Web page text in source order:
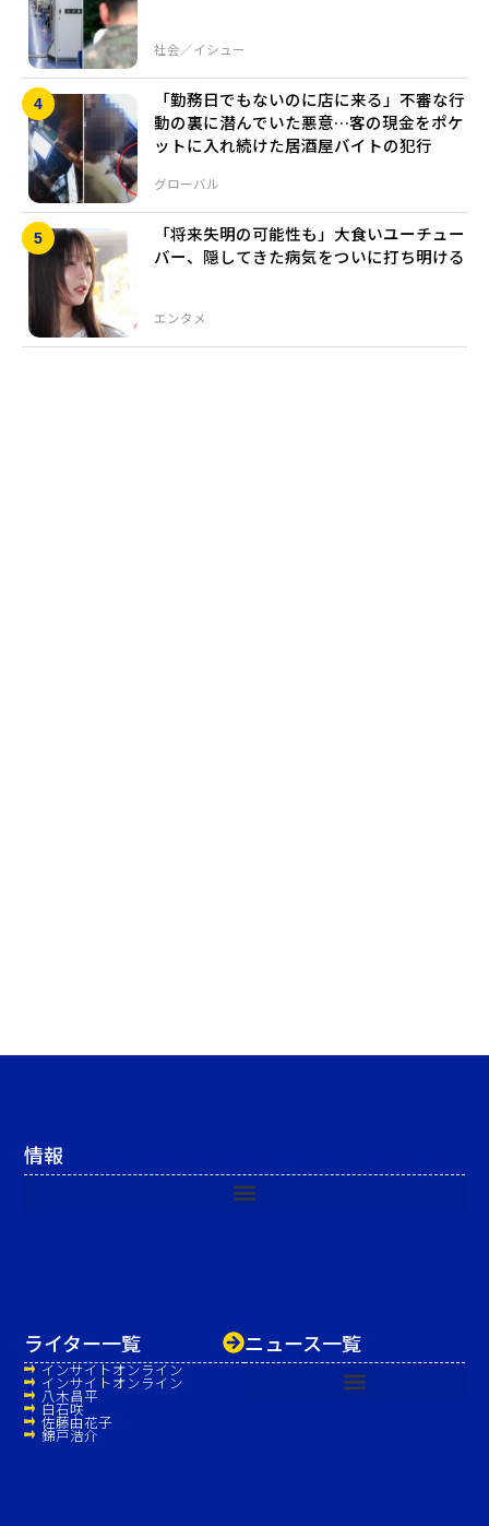
社会／イシュー
グローバル
「勤務日でもないのに店に来る」不審な行
動の裏に潜んでいた悪意…客の現金をポケ
ットに入れ続けた居酒屋バイトの犯行
エンタメ
「将来失明の可能性も」大食いユーチュー
バー、隠してきた病気をついに打ち明ける
ニュース一覧
ライター一覧
インサイトオンライン
インサイトオンライン
八木昌平
白石咲
佐藤由花子
錦戸浩介
情報